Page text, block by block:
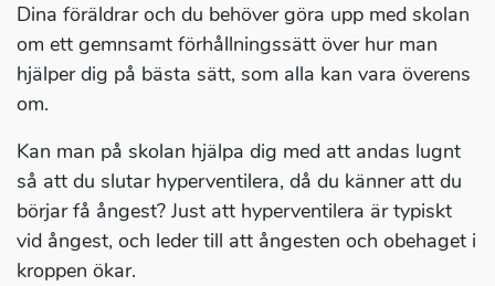
Dina föräldrar och du behöver göra upp med skolan
om ett gemnsamt förhållningssätt över hur man
hjälper dig på bästa sätt, som alla kan vara överens
om.
Kan man på skolan hjälpa dig med att andas lugnt
så att du slutar hyperventilera, då du känner att du
börjar få ångest? Just att hyperventilera är typiskt
vid ångest, och leder till att ångesten och obehaget i
kroppen ökar.